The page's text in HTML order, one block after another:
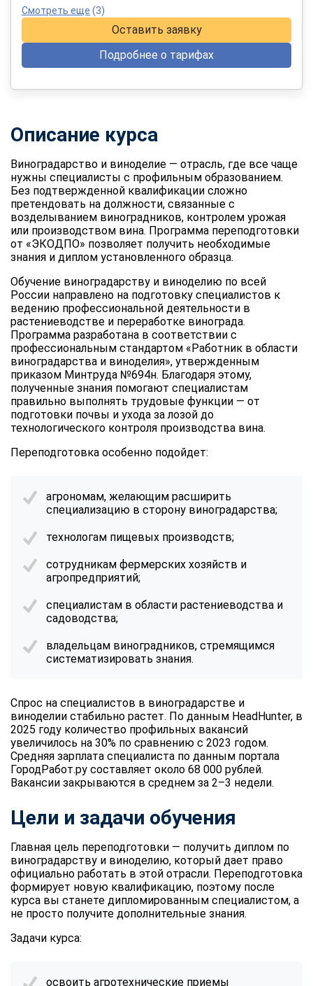
Смотреть еще (3)
Оставить заявку
Подробнее о тарифах
Описание курса
Виноградарство и виноделие — отрасль, где все чаще
нужны специалисты с профильным образованием.
Без подтвержденной квалификации сложно
претендовать на должности, связанные с
возделыванием виноградников, контролем урожая
или производством вина. Программа переподготовки
от «ЭКОДПО» позволяет получить необходимые
знания и диплом установленного образца.
Обучение виноградарству и виноделию по всей
России направлено на подготовку специалистов к
ведению профессиональной деятельности в
растениеводстве и переработке винограда.
Программа разработана в соответствии с
профессиональным стандартом «Работник в области
виноградарства и виноделия», утвержденным
приказом Минтруда №694н. Благодаря этому,
полученные знания помогают специалистам
правильно выполнять трудовые функции — от
подготовки почвы и ухода за лозой до
технологического контроля производства вина.
Переподготовка особенно подойдет:
агрономам, желающим расширить
специализацию в сторону виноградарства;
технологам пищевых производств;
сотрудникам фермерских хозяйств и
агропредприятий;
специалистам в области растениеводства и
садоводства;
владельцам виноградников, стремящимся
систематизировать знания.
Спрос на специалистов в виноградарстве и
виноделии стабильно растет. По данным HeadHunter, в
2025 году количество профильных вакансий
увеличилось на 30% по сравнению с 2023 годом.
Средняя зарплата специалиста по данным портала
ГородРабот.ру составляет около 68 000 рублей.
Вакансии закрываются в среднем за 2–3 недели.
Цели и задачи обучения
Главная цель переподготовки — получить диплом по
виноградарству и виноделию, который дает право
официально работать в этой отрасли. Переподготовка
формирует новую квалификацию, поэтому после
курса вы станете дипломированным специалистом, а
не просто получите дополнительные знания.
Задачи курса:
освоить агротехнические приемы